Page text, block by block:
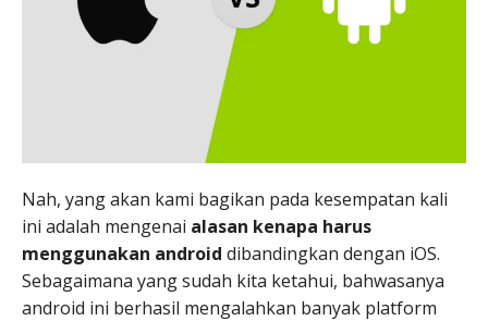
Nah, yang akan kami bagikan pada kesempatan kali
ini adalah mengenai alasan kenapa harus
menggunakan android dibandingkan dengan iOS.
Sebagaimana yang sudah kita ketahui, bahwasanya
android ini berhasil mengalahkan banyak platform